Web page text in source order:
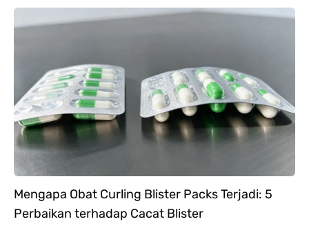
Mengapa Obat Curling Blister Packs Terjadi: 5
Perbaikan terhadap Cacat Blister